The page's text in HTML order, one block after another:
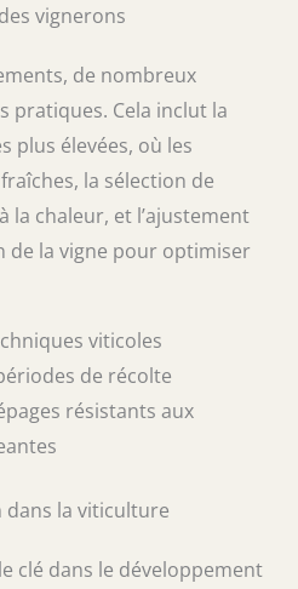
vignerons
de nombreux
pratiques. Cela inclut la
plus élevées, où les
la sélection de
la chaleur, et l’ajustement
de la vigne pour optimiser
viticoles
de récolte
résistants aux
dans la viticulture
clé dans le développement